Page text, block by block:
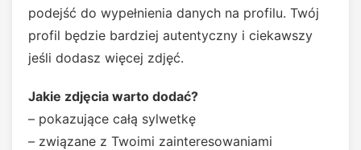
podejść do wypełnienia danych na profilu. Twój
profil będzie bardziej autentyczny i ciekawszy
jeśli dodasz więcej zdjęć.
Jakie zdjęcia warto dodać?
– pokazujące całą sylwetkę
– związane z Twoimi zainteresowaniami